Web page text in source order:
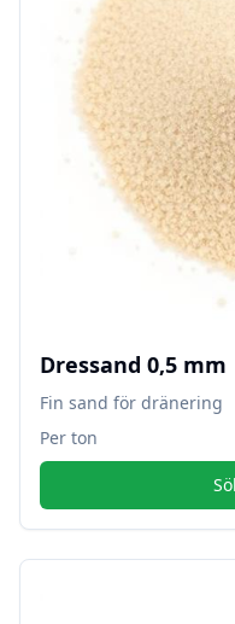
Dressand 0,5 mm
Fin sand för dränering
Per ton